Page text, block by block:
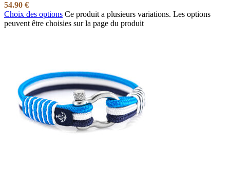
54.90 €
Choix des options Ce produit a plusieurs variations. Les options
peuvent être choisies sur la page du produit